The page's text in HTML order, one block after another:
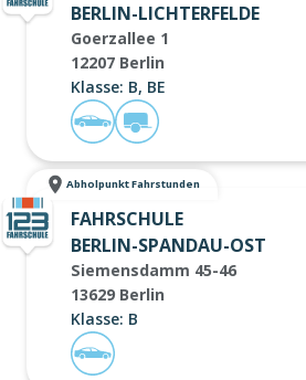
BERLIN-LICHTERFELDE
Goerzallee 1
12207 Berlin
Klasse: B, BE
Abholpunkt Fahrstunden
FAHRSCHULE
BERLIN-SPANDAU-OST
Siemensdamm 45-46
13629 Berlin
Klasse: B